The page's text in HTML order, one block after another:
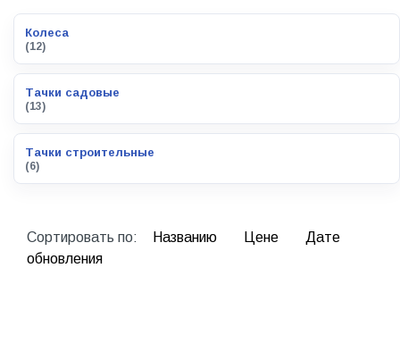
Колеса
(12)
Тачки садовые
(13)
Тачки строительные
(6)
Сортировать по: Названию Цене
Дате
обновления